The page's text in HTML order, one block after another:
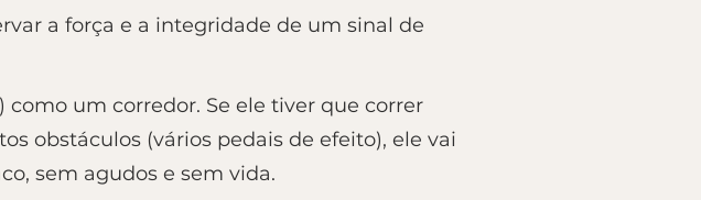
a força e a integridade de um sinal de
um corredor. Se ele tiver que correr
obstáculos (vários pedais de efeito), ele vai
sem agudos e sem vida.